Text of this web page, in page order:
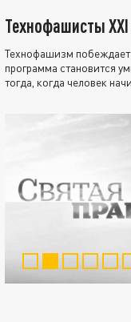
Технофашисты XXI
Технофашизм побеждает
программа становится
тогда, когда человек